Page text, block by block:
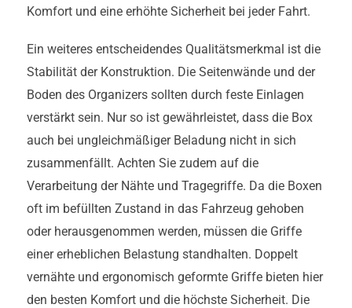
Komfort und eine erhöhte Sicherheit bei jeder Fahrt.
Ein weiteres entscheidendes Qualitätsmerkmal ist die
Stabilität der Konstruktion. Die Seitenwände und der
Boden des Organizers sollten durch feste Einlagen
verstärkt sein. Nur so ist gewährleistet, dass die Box
auch bei ungleichmäßiger Beladung nicht in sich
zusammenfällt. Achten Sie zudem auf die
Verarbeitung der Nähte und Tragegriffe. Da die Boxen
oft im befüllten Zustand in das Fahrzeug gehoben
oder herausgenommen werden, müssen die Griffe
einer erheblichen Belastung standhalten. Doppelt
vernähte und ergonomisch geformte Griffe bieten hier
den besten Komfort und die höchste Sicherheit. Die